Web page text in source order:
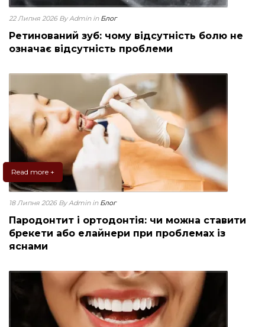
22 Липня 2026 By Admin in Блог
Ретинований зуб: чому відсутність болю не
означає відсутність проблеми
Read more +
18 Липня 2026 By Admin in Блог
Пародонтит і ортодонтія: чи можна ставити
брекети або елайнери при проблемах із
яснами